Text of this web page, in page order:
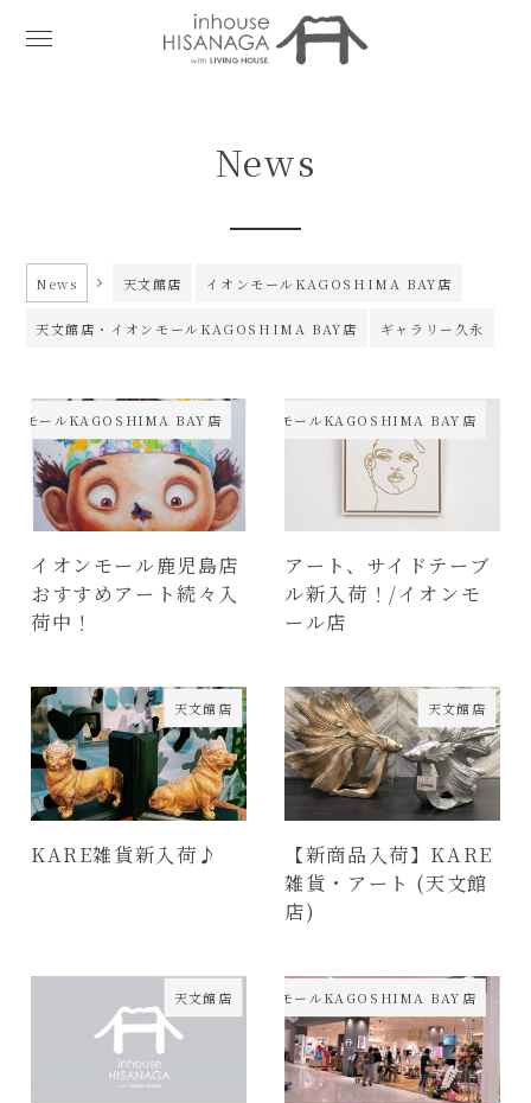
News
News 天文館店 イオンモールKAGOSHIMA BAY店
天文館店・イオンモールKAGOSHIMA BAY店 ギャラリー久永
ンモールKAGOSHIMA BAY店
イオンモール鹿児島店
おすすめアート続々入
荷中！
イオンモールKAGOSHIMA BAY店
アート、サイドテーブ
ル新入荷！/イオンモ
ール店
天文館店
KARE雑貨新入荷♪
天文館店
【新商品入荷】KARE
雑貨・アート (天文館
店)
天文館店 イオンモールKAGOSHIMA BAY店